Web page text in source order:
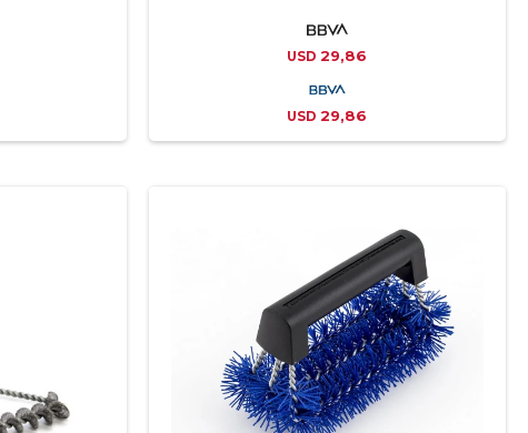
USD 29,86
USD 29,86